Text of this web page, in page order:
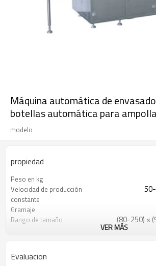
Máquina automática de
botellas automática para ampolla
modelo
propiedad
Peso en kg
Velocidad de producción
constante
Gramaje
Rango de tamaño (80-250) ×
KW
VER MÁS
Evaluacion